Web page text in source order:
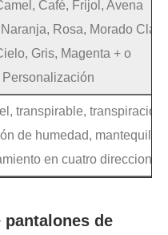
Café, Frijol, Avena
Rosa, Morado
Gris, Magenta + o
Personalización
transpirable, transpiración
de humedad, mantequilla
en cuatro direcciones
pantalones de